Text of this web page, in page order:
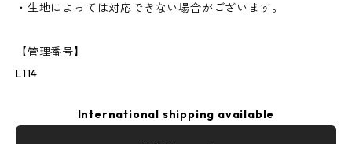
・生地によっては対応できない場合がございます。
【管理番号】
L114
International shipping available